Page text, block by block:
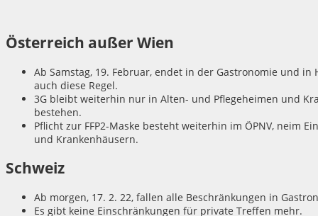
Österreich außer Wien
Ab Samstag, 19. Februar, endet in der Gastronomie und
auch diese Regel.
3G bleibt weiterhin nur in Alten- und Pflegeheimen und
bestehen.
Pflicht zur FFP2-Maske besteht weiterhin im ÖPNV, neim
und Krankenhäusern.
Schweiz
Ab morgen, 17. 2. 22, fallen alle Beschränkungen in
Es gibt keine Einschränkungen für private Treffen mehr.